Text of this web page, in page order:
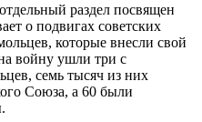
раздел посвящен
о подвигах советских
которые внесли свой
войну ушли три с
семь тысяч из них
Союза, а 60 были